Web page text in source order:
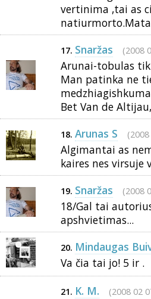
vertinima ,tai as
17. Snaržas (2008
Arunai-tobulas tik
Man patinka ne
Bet Van de
18. Arunas S
Algimantai as
kaires nes virsuje
19. Snaržas (2008
18/Gal tai
apshvietimas...
20. Mindaugas
Va čia tai jo! 5 ir .
21. K. M. (2008 02